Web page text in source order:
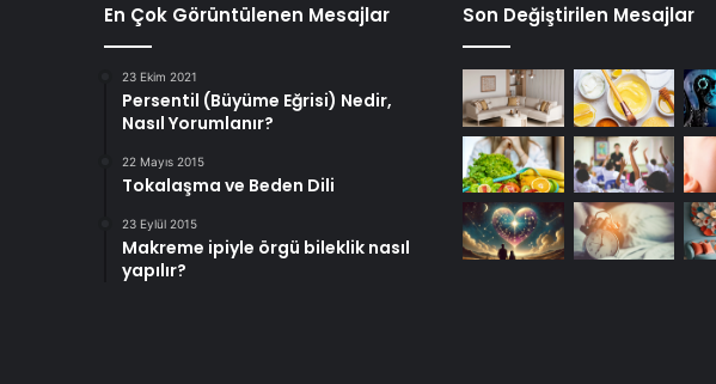
En Çok Görüntülenen Mesajlar
23 Ekim 2021
Persentil (Büyüme Eğrisi) Nedir,
Nasıl Yorumlanır?
22 Mayıs 2015
Tokalaşma ve Beden Dili
23 Eylül 2015
Makreme ipiyle örgü bileklik nasıl
yapılır?
Son Değiştirilen Mesajlar